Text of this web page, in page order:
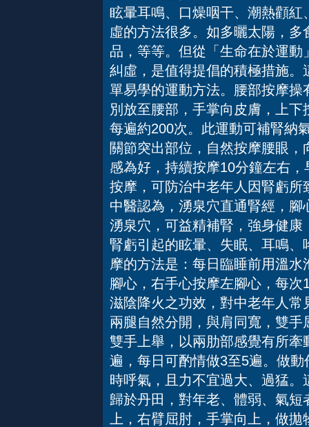
眩暈耳鳴、口燥咽干、潮熱顴
虛的方法很多。如多曬太陽，
品，等等。但從「生命在於運
糾虛，是值得提倡的積極措施
單易學的運動方法。腰部按摩
別放至腰部，手掌向皮膚，上
每遍約200次。此運動可補腎納
關節突出部位，自然按摩腰眼
感為好，持續按摩10分鐘左右
按摩，可防治中老年人因腎虧
中醫認為，湧泉穴直通腎經，
湧泉穴，可益精補腎，強身健
腎虧引起的眩暈、失眠、耳鳴
摩的方法是：每日臨睡前用溫
腳心，右手心按摩左腳心，每
滋陰降火之功效，對中老年人
兩腿自然分開，與肩同寬，雙
雙手上舉，以兩肋部感覺有所
遍，每日可酌情做3至5遍。做
時呼氣，且力不宜過大、過猛
歸於丹田，對年老、體弱、氣
上，右臂屈肘，手掌向上，做